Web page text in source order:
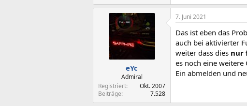
eYc
Admiral
Registriert
Okt. 2007
Beiträge
7.528
7. Juni 2021
Das ist eben das
auch bei aktivierter
weiter dass dies nur
es noch eine
Ein abmelden und